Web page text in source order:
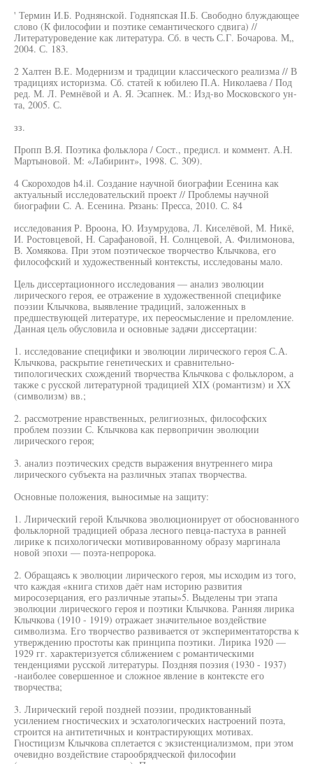
' Термин И.Б. Роднянской. Годняпская II.Б. Свободно блуждающее
слово (К философии и поэтике семантического сдвига) //
Литературоведение как литература. Сб. в честь С.Г. Бочарова. М„
2004. С. 183.
2 Халтен В.Е. Модернизм и традиции классического реализма // В
традициях историзма. Сб. статей к юбилею П.А. Николаева / Под
ред. М. Л. Ремнёвой и А. Я. Эсапнек. М.: Изд-во Московского ун-
та, 2005. С.
зз.
Пропп В.Я. Поэтика фольклора / Сост., предисл. и коммент. А.Н.
Мартыновой. М: «Лабиринт», 1998. С. 309).
4 Скороходов h4.il. Создание научной биографии Есенина как
актуальный исследовательский проект // Проблемы научной
биографии С. А. Есенина. Рязань: Пресса, 2010. С. 84
исследования Р. Вроона, Ю. Изумрудова, Л. Киселёвой, М. Никё,
И. Ростовцевой, Н. Сарафановой, Н. Солнцевой, А. Филимонова,
В. Хомякова. При этом поэтическое творчество Клычкова, его
философский и художественный контексты, исследованы мало.
Цель диссертационного исследования — анализ эволюции
лирического героя, ее отражение в художественной специфике
поэзии Клычкова, выявление традиций, заложенных в
предшествующей литературе, их переосмысление и преломление.
Данная цель обусловила и основные задачи диссертации:
1. исследование специфики и эволюции лирического героя С.А.
Клычкова, раскрытие генетических и сравнительно-
типологических схождений творчества Клычкова с фольклором, а
также с русской литературной традицией XIX (романтизм) и XX
(символизм) вв.;
2. рассмотрение нравственных, религиозных, философских
проблем поэзии С. Клычкова как первопричин эволюции
лирического героя;
3. анализ поэтических средств выражения внутреннего мира
лирического субъекта на различных этапах творчества.
Основные положения, выносимые на защиту:
1. Лирический герой Клычкова эволюционирует от обоснованного
фольклорной традицией образа лесного певца-пастуха в ранней
лирике к психологически мотивированному образу маргинала
новой эпохи — поэта-непророка.
2. Обращаясь к эволюции лирического героя, мы исходим из того,
что каждая «книга стихов даёт нам историю развития
миросозерцания, его различные этапы»5. Выделены три этапа
эволюции лирического героя и поэтики Клычкова. Ранняя лирика
Клычкова (1910 - 1919) отражает значительное воздействие
символизма. Его творчество развивается от экспериментаторства к
утверждению простоты как принципа поэтики. Лирика 1920 —
1929 гг. характеризуется сближением с романтическими
тенденциями русской литературы. Поздняя поэзия (1930 - 1937)
-наиболее совершенное и сложное явление в контексте его
творчества;
3. Лирический герой поздней поэзии, продиктованный
усилением гностических и эсхатологических настроений поэта,
строится на антитетичных и контрастирующих мотивах.
Гностицизм Клычкова сплетается с экзистенциализмом, при этом
очевидно воздействие старообрядческой философии